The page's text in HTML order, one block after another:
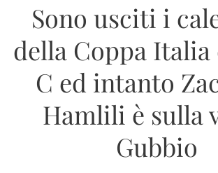
Sono usciti i
della Coppa
C ed intanto
Hamlili è sulla
Gubbio